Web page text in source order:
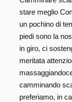
stare meglio
un pochino di
piedi sono la
in giro, ci
meritata
camminando
preferiamo, in